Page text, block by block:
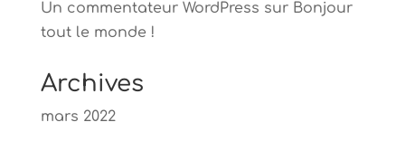
Un commentateur WordPress sur Bonjour
tout le monde !
Archives
mars 2022